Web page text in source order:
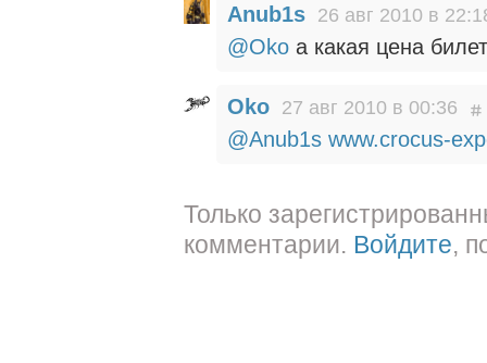
Anub1s 26 авг 2010 в
@Oko а какая цена
Oko 27 авг 2010 в 00:36
@Anub1s www.crocus-
Только
комментарии. Войдите,